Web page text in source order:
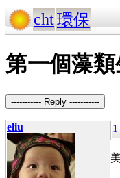
cht環保
第一個藻
----------- Reply -----------
eliu 1